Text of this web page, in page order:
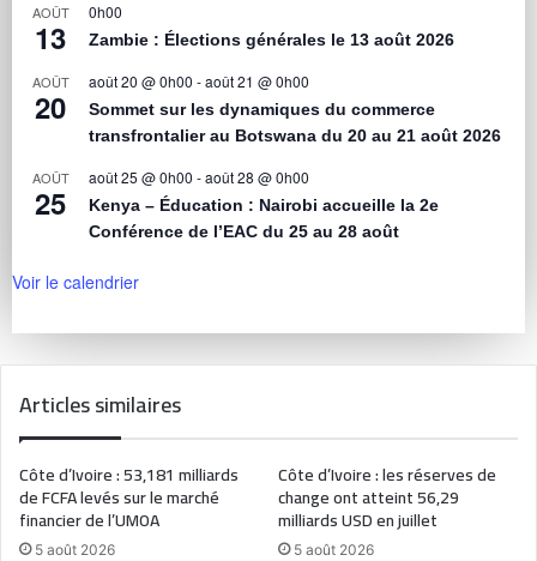
AOÛT
13
0h00
Zambie : Élections générales le 13 août 2026
AOÛT
20
août 20 @ 0h00 -août 21 @ 0h00
Sommet sur les dynamiques du commerce
transfrontalier au Botswana du 20 au 21 août 2026
AOÛT
25
août 25 @ 0h00 -août 28 @ 0h00
Kenya – Éducation : Nairobi accueille la 2e
Conférence de l’EAC du 25 au 28 août
Voir le calendrier
Articles similaires
Côte d’Ivoire : 53,181 milliards
de FCFA levés sur le marché
financier de l’UMOA
5 août 2026
Côte d’Ivoire : les réserves de
change ont atteint 56,29
milliards USD en juillet
5 août 2026